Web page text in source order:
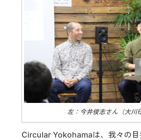
左：今井俊志さん（大川
Circular Yokohamaは、我々の目